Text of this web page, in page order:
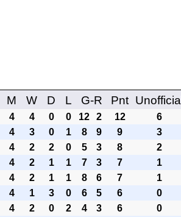
M W D L G-R Pnt Unofficial
4 4 0 0 12 2 12
6
4 3 0 1 8 9 9
3
4 2 2 0 5 3 8
2
4 2 1 1 7 3 7
1
4 2 1 1 8 6 7
1
4 1 3 0 6 5 6
0
4 2 0 2 4 3 6
0